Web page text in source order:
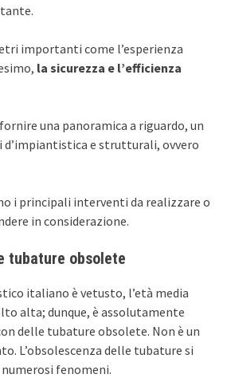
importanti come l’esperienza
la sicurezza e l’efficienza
una panoramica a riguardo, un
d’impiantistica e strutturali, ovvero
i principali interventi da realizzare o
in considerazione.
tubature obsolete
italiano è vetusto, l’età media
alta; dunque, è assolutamente
delle tubature obsolete. Non è un
L’obsolescenza delle tubature si
fenomeni.